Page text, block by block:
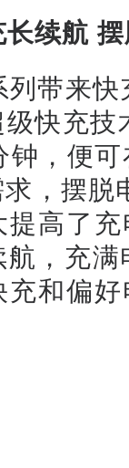
续航
带来
快充
钟，便
，摆
高了
，充
充和偏